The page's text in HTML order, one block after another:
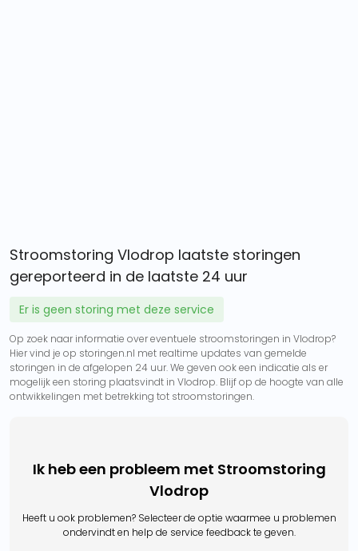
Stroomstoring Vlodrop laatste storingen
gereporteerd in de laatste 24 uur
Er is geen storing met deze service
Op zoek naar informatie over eventuele stroomstoringen in Vlodrop?
Hier vind je op storingen.nl met realtime updates van gemelde
storingen in de afgelopen 24 uur. We geven ook een indicatie als er
mogelijk een storing plaatsvindt in Vlodrop. Blijf op de hoogte van alle
ontwikkelingen met betrekking tot stroomstoringen.
Ik heb een probleem met Stroomstoring
Vlodrop
Heeft u ook problemen? Selecteer de optie waarmee u problemen
ondervindt en help de service feedback te geven.